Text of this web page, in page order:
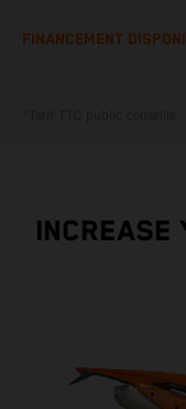
FINANCEMENT
INCREASE